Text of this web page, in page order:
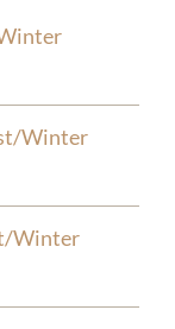
Winter
Winter